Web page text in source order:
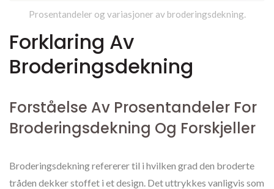
Prosentandeler og variasjoner av broderingsdekning.
Forklaring Av
Broderingsdekning
Forståelse Av Prosentandeler For
Broderingsdekning Og Forskjeller
Broderingsdekning refererer til i hvilken grad den broderte
tråden dekker stoffet i et design. Det uttrykkes vanligvis som